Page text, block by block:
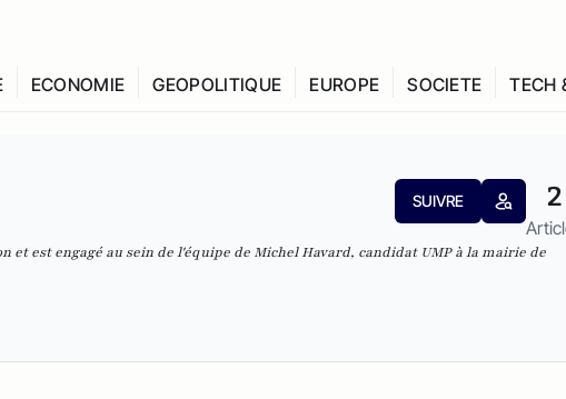
ECONOMIE GEOPOLITIQUE EUROPE SOCIETE TECH
SUIVRE 2
et est engagé au sein de l'équipe de Michel Havard, candidat UMP à la mairie de